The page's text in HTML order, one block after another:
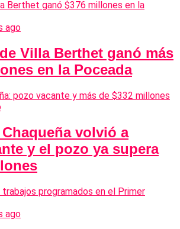
ago
Villa Berthet ganó más
en la Poceada
volvió a
y el pozo ya supera
ago